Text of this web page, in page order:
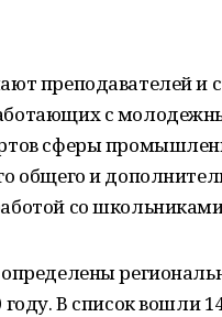
преподавателей и
с
сферы
общего и
со
В список вошли